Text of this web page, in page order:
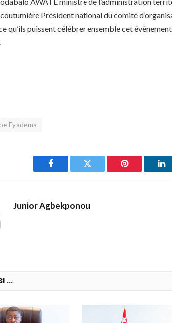
Président national du comité
qu’ils puissent célébrer ensemble cet
Eyadema
Facebook Twitter Pinterest
Junior Agbekponou
...